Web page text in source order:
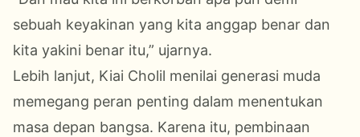
sebuah keyakinan yang kita anggap benar dan
kita yakini benar itu,” ujarnya.
Lebih lanjut, Kiai Cholil menilai generasi muda
memegang peran penting dalam menentukan
masa depan bangsa. Karena itu, pembinaan